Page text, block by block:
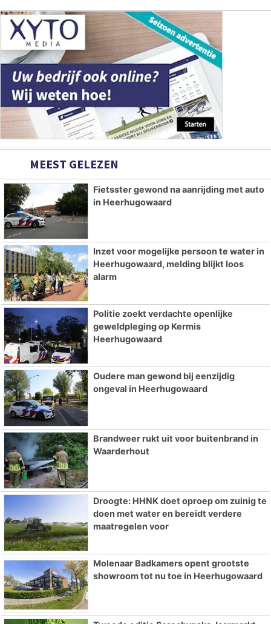
MEEST GELEZEN
Fietsster gewond na aanrijding met auto
in Heerhugowaard
Inzet voor mogelijke persoon te water in
Heerhugowaard, melding blijkt loos
alarm
Politie zoekt verdachte openlijke
geweldpleging op Kermis
Heerhugowaard
Oudere man gewond bij eenzijdig
ongeval in Heerhugowaard
Brandweer rukt uit voor buitenbrand in
Waarderhout
Droogte: HHNK doet oproep om zuinig te
doen met water en bereidt verdere
maatregelen voor
Molenaar Badkamers opent grootste
showroom tot nu toe in Heerhugowaard